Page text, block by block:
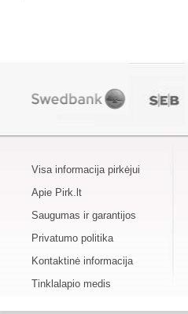
Visa informacija pirkėjui
Apie Pirk.lt
Saugumas ir garantijos
Privatumo politika
Kontaktinė informacija
Tinklalapio medis